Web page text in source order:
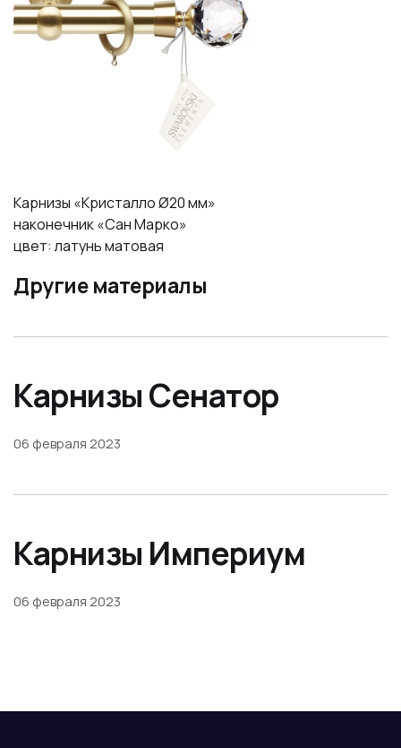
Карнизы «Кристалло Ø20 мм»
наконечник «Сан Марко»
цвет: латунь матовая
Другие материалы
Карнизы Сенатор
06 февраля 2023
Карнизы Империум
06 февраля 2023